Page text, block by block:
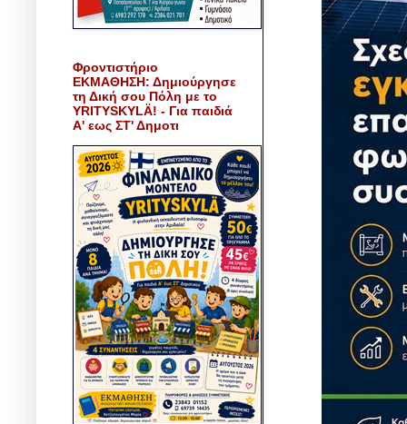
Φροντιστήριο
ΕΚΜΑΘΗΣΗ: Δημιούργησε
τη Δική σου Πόλη με το
YRITYSKYLÄ! - Για παιδιά
Α' εως ΣΤ' Δημοτι